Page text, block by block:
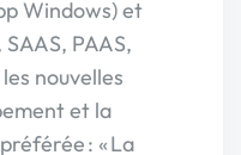
Windows) et
PAAS,
nouvelles
et la
: « La